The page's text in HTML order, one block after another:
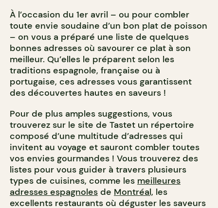
À l’occasion du 1er avril – ou pour combler
toute envie soudaine d’un bon plat de poisson
– on vous a préparé une liste de quelques
bonnes adresses où savourer ce plat à son
meilleur. Qu’elles le préparent selon les
traditions espagnole, française ou à
portugaise, ces adresses vous garantissent
des découvertes hautes en saveurs !
Pour de plus amples suggestions, vous
trouverez sur le site de Tastet un répertoire
composé d’une multitude d’adresses qui
invitent au voyage et sauront combler toutes
vos envies gourmandes ! Vous trouverez des
listes pour vous guider à travers plusieurs
types de cuisines, comme les meilleures
adresses espagnoles de Montréal, les
excellents restaurants où déguster les saveurs